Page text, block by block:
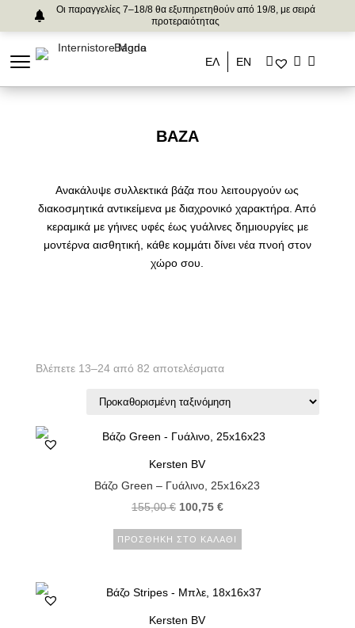
Οι παραγγελίες 7–18/8 θα εξυπηρετηθούν από 19/8, με σειρά
προτεραιότητας
ΕΛ ΕΝ
ΒΆΖΑ
Ανακάλυψε συλλεκτικά βάζα που λειτουργούν ως
διακοσμητικά αντικείμενα με διαχρονικό χαρακτήρα. Από
κεραμικά με γήινες υφές έως γυάλινες δημιουργίες με
μοντέρνα αισθητική, κάθε κομμάτι δίνει νέα πνοή στον
χώρο σου.
Βλέπετε 13–24 από 82 αποτελέσματα
Kersten BV
Βάζο Green – Γυάλινο, 25x16x23
155,00€ 100,75 €
ΠΡΟΣΘΉΚΗ ΣΤΟ ΚΑΛΆΘΙ
Kersten BV